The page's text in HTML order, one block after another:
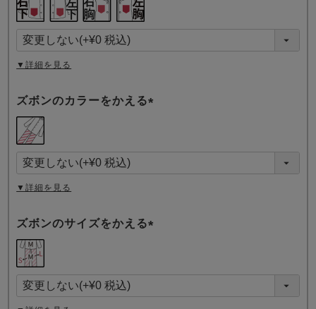
須
)
▼詳細を見る
ズボンのカラーをかえる
須
)
▼詳細を見る
ズボンのサイズをかえる
須
)